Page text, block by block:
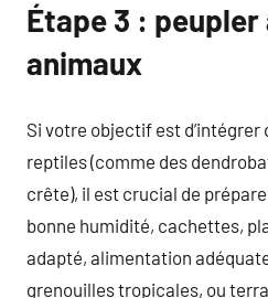
Étape 3 : peupler
animaux
Si votre objectif est d’intégrer
reptiles (comme des
crête), il est crucial de
bonne humidité, cachettes,
adapté, alimentation
grenouilles tropicales, ou